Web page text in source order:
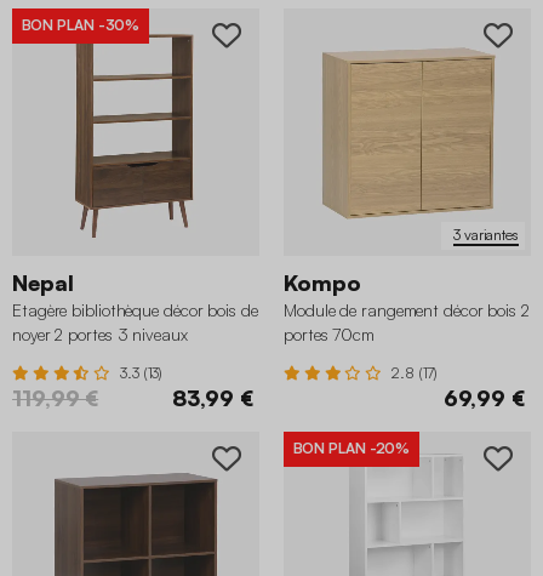
BON PLAN -30%
Nepal
Etagère bibliothèque décor bois de
noyer 2 portes 3 niveaux
3.3 (13)
119,99 € 83,99 €
3 variantes
Kompo
Module de rangement décor bois 2
portes 70cm
2.8 (17)
69,99 €
BON PLAN -20%